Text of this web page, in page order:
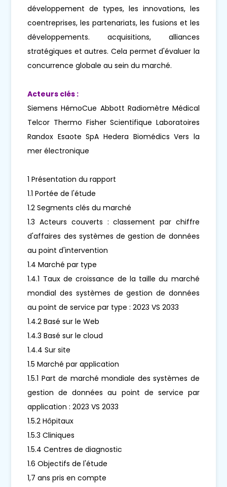
développement de types, les innovations, les
coentreprises, les partenariats, les fusions et les
développements. acquisitions, alliances
stratégiques et autres. Cela permet d'évaluer la
concurrence globale au sein du marché.
Acteurs clés :
Siemens HémoCue Abbott Radiomètre Médical
Telcor Thermo Fisher Scientifique Laboratoires
Randox Esaote SpA Hedera Biomédics Vers la
mer électronique
1 Présentation du rapport
1.1 Portée de l'étude
1.2 Segments clés du marché
1.3 Acteurs couverts : classement par chiffre
d'affaires des systèmes de gestion de données
au point d'intervention
1.4 Marché par type
1.4.1 Taux de croissance de la taille du marché
mondial des systèmes de gestion de données
au point de service par type : 2023 VS 2033
1.4.2 Basé sur le Web
1.4.3 Basé sur le cloud
1.4.4 Sur site
1.5 Marché par application
1.5.1 Part de marché mondiale des systèmes de
gestion de données au point de service par
application : 2023 VS 2033
1.5.2 Hôpitaux
1.5.3 Cliniques
1.5.4 Centres de diagnostic
1.6 Objectifs de l'étude
1,7 ans pris en compte